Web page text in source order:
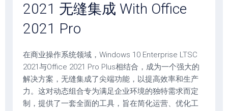
2021 无缝集成 With Office
2021 Pro
在商业操作系统领域，Windows 10 Enterprise LTSC
2021与Office 2021 Pro Plus相结合，成为一个强大的
解决方案，无缝集成了尖端功能，以提高效率和生产
力。这对动态组合专为满足企业环境的独特需求而定
制，提供了一套全面的工具，旨在简化运营、优化工